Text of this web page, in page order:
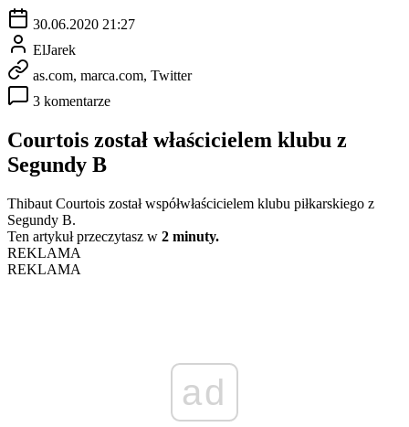
30.06.2020 21:27
ElJarek
as.com, marca.com, Twitter
3 komentarze
Courtois został właścicielem klubu z
Segundy B
Thibaut Courtois został współwłaścicielem klubu piłkarskiego z
Segundy B.
Ten artykuł przeczytasz w 2 minuty.
REKLAMA
REKLAMA
ad